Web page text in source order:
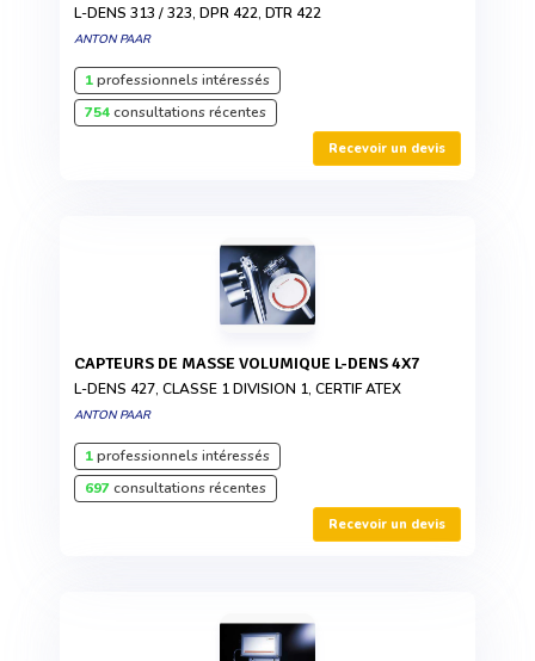
L-DENS 313 / 323, DPR 422, DTR 422
ANTON PAAR
1professionnels intéressés
754consultations récentes
Recevoir un devis
CAPTEURS DE MASSE VOLUMIQUE L-DENS 4X7
L-DENS 427, CLASSE 1 DIVISION 1, CERTIF ATEX
ANTON PAAR
1professionnels intéressés
697consultations récentes
Recevoir un devis